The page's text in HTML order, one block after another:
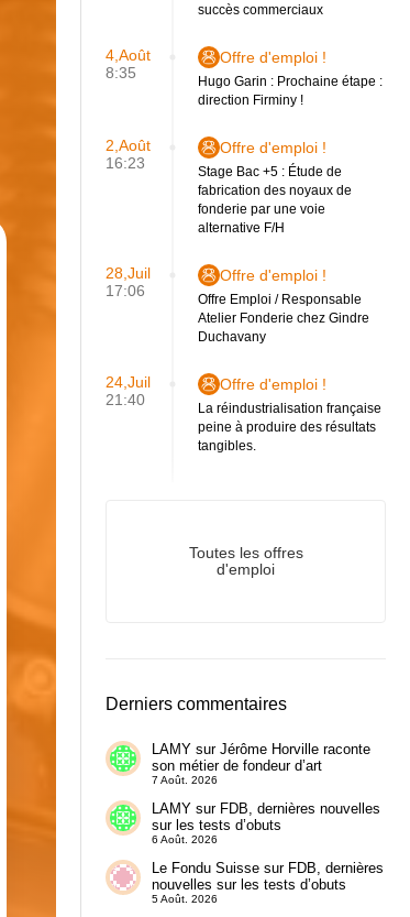
succès commerciaux
4,Août
8:35
Offre d'emploi !
Hugo Garin : Prochaine étape :
direction Firminy !
2,Août
16:23
Offre d'emploi !
Stage Bac +5 : Étude de
fabrication des noyaux de
fonderie par une voie
alternative F/H
28,Juil
17:06
Offre d'emploi !
Offre Emploi / Responsable
Atelier Fonderie chez Gindre
Duchavany
24,Juil
21:40
Offre d'emploi !
La réindustrialisation française
peine à produire des résultats
tangibles.
Toutes les offres
d'emploi
Derniers commentaires
LAMYsur Jérôme Horville raconte
son métier de fondeur d’art
7 Août. 2026
LAMYsur FDB, dernières nouvelles
sur les tests d’obuts
6 Août. 2026
Le Fondu Suissesur FDB, dernières
nouvelles sur les tests d’obuts
5 Août. 2026